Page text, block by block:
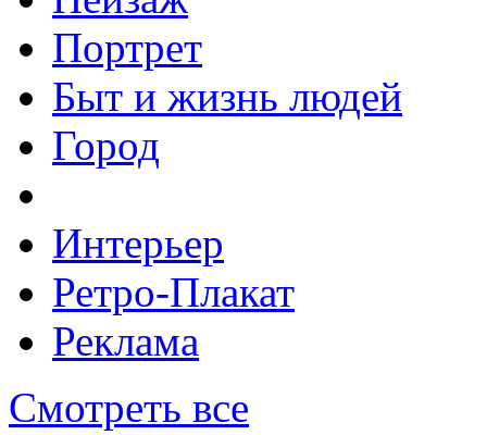
Портрет
Быт и жизнь людей
Город
Интерьер
Ретро-Плакат
Реклама
Смотреть все